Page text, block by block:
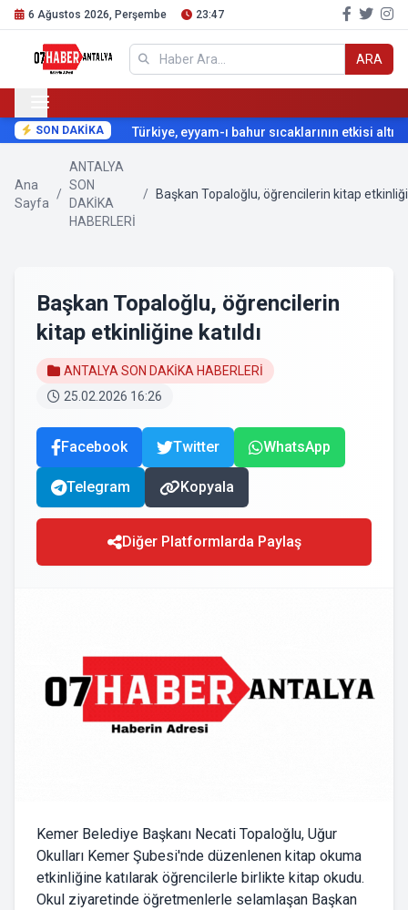
6 Ağustos 2026, Perşembe 23:47
ARA
SON DAKİKA Türkiye, eyyam-ı bahur sıcaklarının etkisi altına
Ana
Sayfa
/
ANTALYA
SON
DAKİKA
HABERLERİ
/ Başkan Topaloğlu, öğrencilerin kitap
Başkan Topaloğlu, öğrencilerin
kitap etkinliğine katıldı
ANTALYA SON DAKİKA HABERLERİ
25.02.2026 16:26
Facebook Twitter WhatsApp
Telegram Kopyala
Diğer Platformlarda Paylaş
Kemer Belediye Başkanı Necati Topaloğlu, Uğur
Okulları Kemer Şubesi'nde düzenlenen kitap okuma
etkinliğine katılarak öğrencilerle birlikte kitap okudu.
Okul ziyaretinde öğretmenlerle selamlaşan Başkan